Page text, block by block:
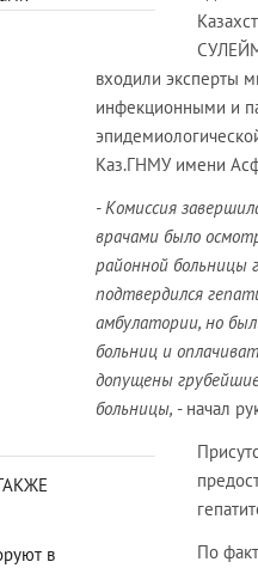
входили эксперты
инфекционными и
Каз.ГНМУ имени
- Комиссия
врачами было
районной больницы
подтвердился
амбулатории, но
больниц и
допущены
больницы, - начал
в
По